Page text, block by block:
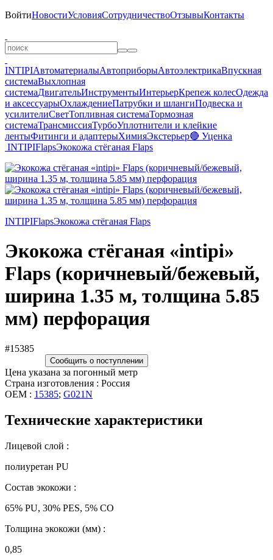
ВойтиНовостиУсловияСотрудничествоОтзывыКонтакты
INTIPIАвтоматериалыАвтоприборыАвтоэлектрикаВпускная
системаВыхлопная
системаДвигательИнструментыИнтерьерКрепеж колесОдежда
и аксессуарыОхлаждениеПатрубки и шлангиПодвеска и
усилителиСветТопливная системаТормозная
системаТрансмиссияТурбоУплотнители и клейкие
лентыФитинги и адаптерыХимияЭкстерьер🔴 Уценка
INTIPIFlapsЭкокожа стёганая Flaps
INTIPIFlapsЭкокожа стёганая Flaps
Экокожа стёганая «intipi»
Flaps (коричневый/бежевый,
ширина 1.35 м, толщина 5.85
мм) перфорация
#15385
Сообщить о поступлении
Цена указана за погонный метр
Страна изготовления : Россия
OEM : 15385; G021N
Технические характеристики
Лицевой слой :
полиуретан PU
Состав экокожи :
65% PU, 30% PES, 5% CO
Толщина экокожи (мм) :
0,85